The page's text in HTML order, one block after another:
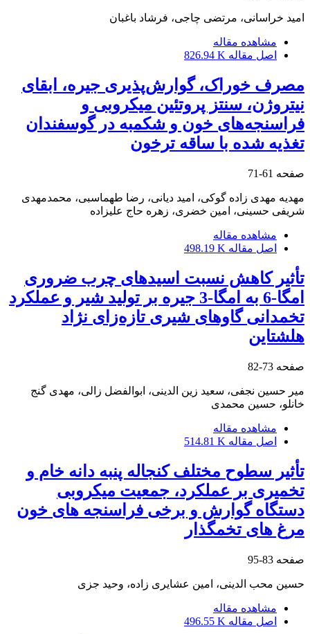
امید خراسانی، مرتضی چاجی، فرشاد باغبان
مشاهده مقاله
اصل مقاله 826.94 K
مصرف خوراک، گوارش‌پذیری جیره، ابقای
نیتروژن، سنتز پروتئین میکروبی و
فراسنجه‌های خون و شکمبه در گوسفندان
تغذیه شده با ساقه ترخون
صفحه 61-71
مهدیه مهدی زاده گوکی، امید دیانی، رضا طهماسبی، محمدمهدی
شریفی حسینی، امین خضری، زهره حاج علیزاده
مشاهده مقاله
اصل مقاله 498.19 K
تأثیر کاهش نسبت اسیدهای چرب ضروری
امگا-6 به امگا-3 جیره بر تولید شیر و عملکرد
تخمدانی گاوهای شیری تازه‌زای نژاد
هلشتاین
صفحه 73-82
میر حسین نجفی، سعید زین الدینی، ابوالفضل زالی، مهدی گنج
خانلو، حسین محمدی
مشاهده مقاله
اصل مقاله 514.81 K
تأثیر سطوح مختلف کنجاله پنبه دانه خام و
تخمیری بر عملکرد، جمعیت میکروبی
دستگاه گوارش و برخی فراسنجه های خون
مرغ های تخمگذار
صفحه 83-95
حسین محب الدینی، امین عشایری زاده، وحید جزی
مشاهده مقاله
اصل مقاله 496.55 K